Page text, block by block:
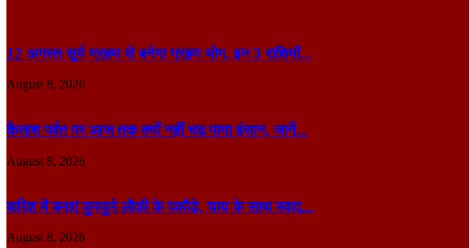
12 अगस्त सूर्य ग्रहण से बनेगा ग्रहण योग, इन 3 राशियों...
August 8, 2026
कैलाश पर्वत पर आज तक क्यों नहीं चढ़ पाया इंसान, जानें...
August 8, 2026
बारिश में बनाएं कुरकुरे लौकी के पकौड़े, चाय के साथ स्वाद...
August 8, 2026